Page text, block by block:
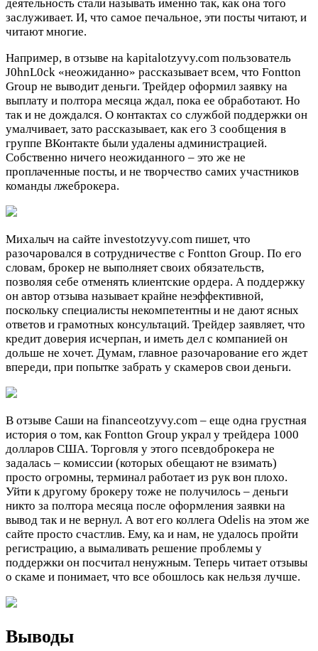
деятельность стали называть именно так, как она того
заслуживает. И, что самое печальное, эти посты читают, и
читают многие.
Например, в отзыве на kapitalotzyvy.com пользователь
J0hnL0ck «неожиданно» рассказывает всем, что Fontton
Group не выводит деньги. Трейдер оформил заявку на
выплату и полтора месяца ждал, пока ее обработают. Но
так и не дождался. О контактах со службой поддержки он
умалчивает, зато рассказывает, как его 3 сообщения в
группе ВКонтакте были удалены администрацией.
Собственно ничего неожиданного – это же не
проплаченные посты, и не творчество самих участников
команды лжеброкера.
Михалыч на сайте investotzyvy.com пишет, что
разочаровался в сотрудничестве с Fontton Group. По его
словам, брокер не выполняет своих обязательств,
позволяя себе отменять клиентские ордера. А поддержку
он автор отзыва называет крайне неэффективной,
поскольку специалисты некомпетентны и не дают ясных
ответов и грамотных консультаций. Трейдер заявляет, что
кредит доверия исчерпан, и иметь дел с компанией он
дольше не хочет. Думам, главное разочарование его ждет
впереди, при попытке забрать у скамеров свои деньги.
В отзыве Саши на financeotzyvy.com – еще одна грустная
история о том, как Fontton Group украл у трейдера 1000
долларов США. Торговля у этого псевдоброкера не
задалась – комиссии (которых обещают не взимать)
просто огромны, терминал работает из рук вон плохо.
Уйти к другому брокеру тоже не получилось – деньги
никто за полтора месяца после оформления заявки на
вывод так и не вернул. А вот его коллега Odelis на этом же
сайте просто счастлив. Ему, ка и нам, не удалось пройти
регистрацию, а вымаливать решение проблемы у
поддержки он посчитал ненужным. Теперь читает отзывы
о скаме и понимает, что все обошлось как нельзя лучше.
Выводы